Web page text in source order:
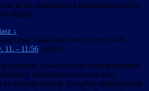
jó hír, mindenesetre köszönöm szépen a
választ!
↓
The Sweet Little 16-bit -
11. - 11:56 szerint:
program, amivel ki lehet bontani tartalmat
fájlokból, némelyikkel vissza is lehet
az átrajzolt textúrát. (Guglival megtalálhatók